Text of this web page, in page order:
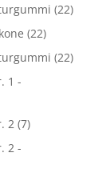
(22)
(22)
(22)
1 -
2 (7)
2 -